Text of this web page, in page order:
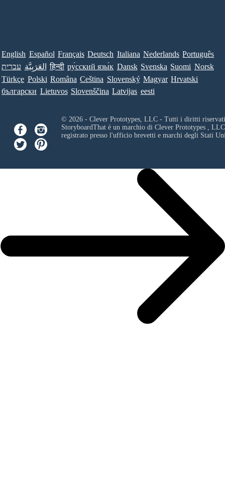
English Español Français Deutsch Italiana Nederlands Português
עברית العَرَبِيَّة हिन्दी ру́сский язы́к Dansk Svenska Suomi Norsk
Türkçe Polski Româna Ceština Slovenský Magyar Hrvatski
български Lietuvos Slovenščina Latvijas eesti
© 2026 - Clever Prototypes, LLC - Tutti i diritti
StoryboardThat è un marchio di Clever Prototypes , LLC
registrato presso l'ufficio brevetti e marchi degli Stati